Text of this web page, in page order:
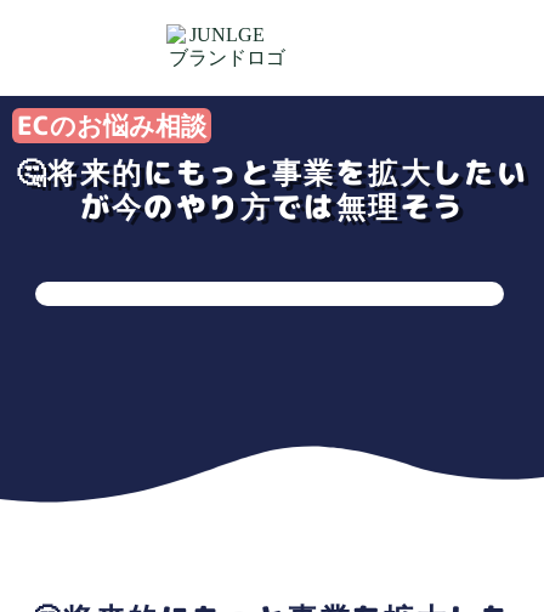
ECのお悩み相談
🤔将来的にもっと事業を拡大したい
が今のやり方では無理そう